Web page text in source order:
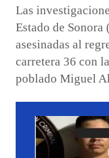
Las
Estado de Sonora
asesinadas al
carretera 36 con
poblado Miguel